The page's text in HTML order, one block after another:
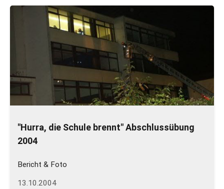
"Hurra, die Schule brennt" Abschlussübung
2004
Bericht & Foto
13.10.2004